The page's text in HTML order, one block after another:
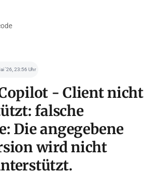
'26, 23:56 Uhr
- Client nicht
falsche
Die angegebene
wird nicht